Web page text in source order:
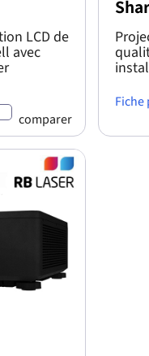
LCD de
avec
comparer